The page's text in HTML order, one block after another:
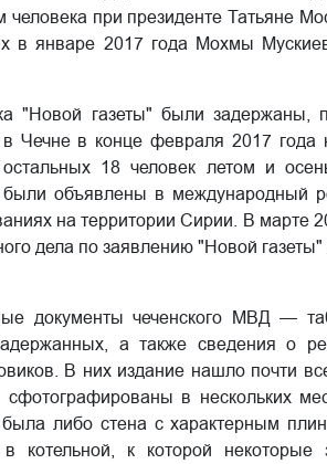
при президенте Татьяне
в январе 2017 года Мохмы
"Новой газеты" были задержаны,
в Чечне в конце февраля 2017
18 человек летом и
объявлены в международный
на территории Сирии. В марте
дела по заявлению "Новой
документы чеченского МВД —
а также сведения о
В них издание нашло почти
в нескольких
либо стена с характерным
котельной, к которой некоторые